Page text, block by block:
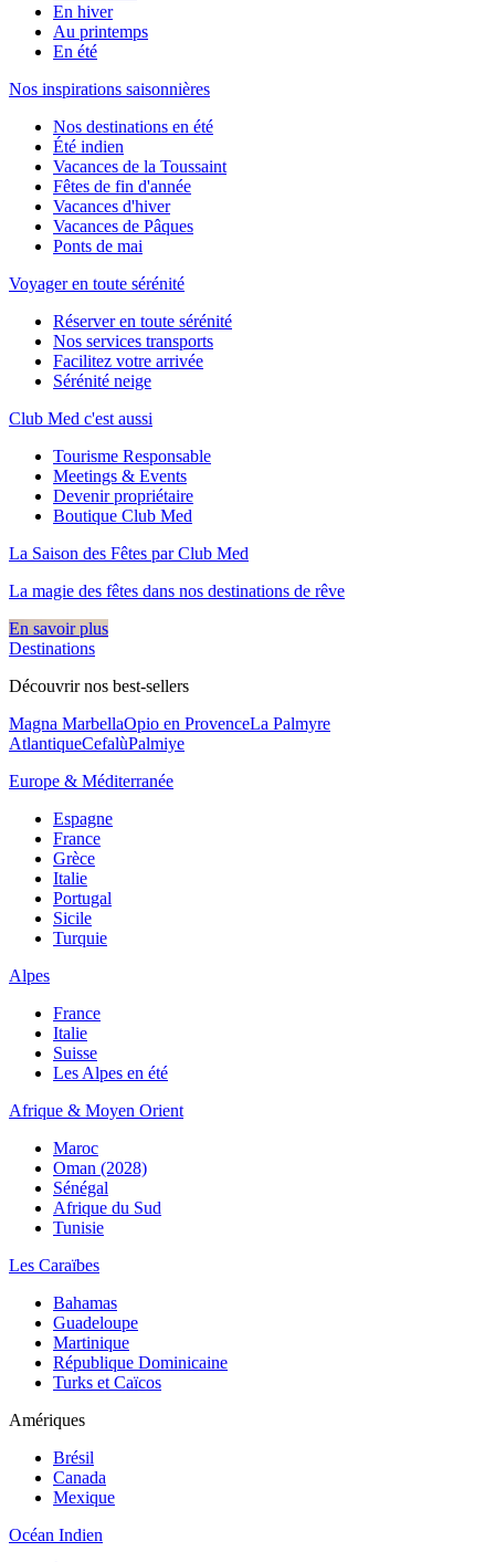
En hiver
Au printemps
En été
Nos inspirations saisonnières
Nos destinations en été
Été indien
Vacances de la Toussaint
Fêtes de fin d'année
Vacances d'hiver
Vacances de Pâques
Ponts de mai
Voyager en toute sérénité
Réserver en toute sérénité
Nos services transports
Facilitez votre arrivée
Sérénité neige
Club Med c'est aussi
Tourisme Responsable
Meetings & Events
Devenir propriétaire
Boutique Club Med
La Saison des Fêtes par Club Med
La magie des fêtes dans nos destinations de rêve​
En savoir plus
Destinations
Découvrir nos best-sellers
Magna MarbellaOpio en ProvenceLa Palmyre
AtlantiqueCefalùPalmiye
Europe & Méditerranée
Espagne
France
Grèce
Italie
Portugal
Sicile
Turquie
Alpes
France
Italie
Suisse
Les Alpes en été
Afrique & Moyen Orient
Maroc
Oman (2028)
Sénégal
Afrique du Sud
Tunisie
Les Caraïbes
Bahamas
Guadeloupe
Martinique
République Dominicaine
Turks et Caïcos
Amériques
Brésil
Canada
Mexique
Océan Indien